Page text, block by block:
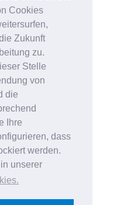
Cookies
Zukunft
zu.
Stelle
von
die
Ihre
dass
werden.
unserer
.